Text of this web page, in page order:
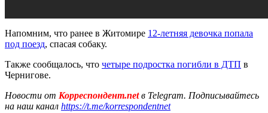
Напомним, что ранее в Житомире 12-летняя девочка попала
под поезд, спасая собаку.
Также сообщалось, что четыре подростка погибли в ДТП в
Чернигове.
Новости от Корреспондент.netв Telegram. Подписывайтесь
на наш канал https://t.me/korrespondentnet